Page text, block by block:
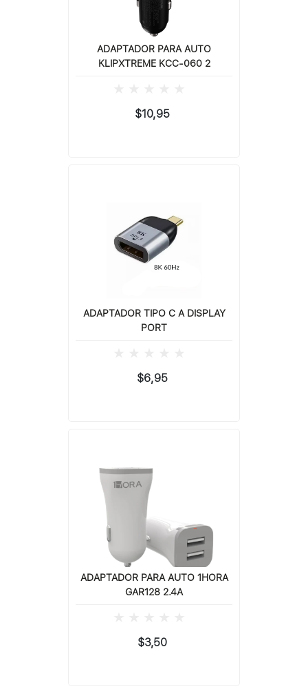
ADAPTADOR PARA AUTO
KLIPXTREME KCC-060 2
$10,95
ADAPTADOR TIPO C A DISPLAY
PORT
$6,95
ADAPTADOR PARA AUTO 1HORA
GAR128 2.4A
$3,50